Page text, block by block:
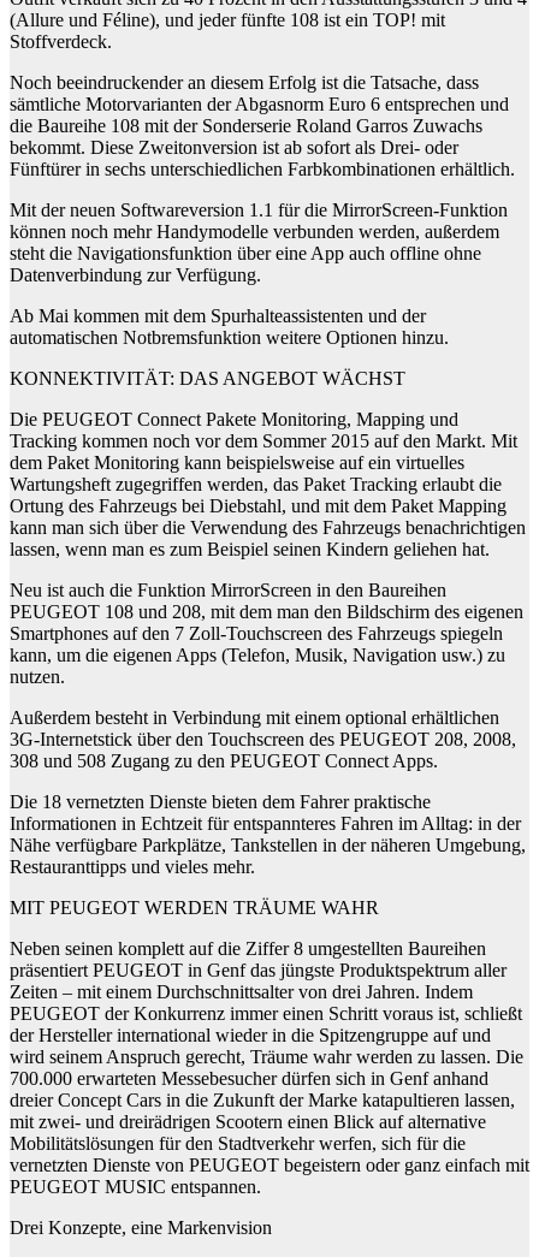
(Allure und Féline), und jeder fünfte 108 ist ein TOP! mit
Stoffverdeck.
Noch beeindruckender an diesem Erfolg ist die Tatsache, dass
sämtliche Motorvarianten der Abgasnorm Euro 6 entsprechen und
die Baureihe 108 mit der Sonderserie Roland Garros Zuwachs
bekommt. Diese Zweitonversion ist ab sofort als Drei- oder
Fünftürer in sechs unterschiedlichen Farbkombinationen erhältlich.
Mit der neuen Softwareversion 1.1 für die MirrorScreen-Funktion
können noch mehr Handymodelle verbunden werden, außerdem
steht die Navigationsfunktion über eine App auch offline ohne
Datenverbindung zur Verfügung.
Ab Mai kommen mit dem Spurhalteassistenten und der
automatischen Notbremsfunktion weitere Optionen hinzu.
KONNEKTIVITÄT: DAS ANGEBOT WÄCHST
Die PEUGEOT Connect Pakete Monitoring, Mapping und
Tracking kommen noch vor dem Sommer 2015 auf den Markt. Mit
dem Paket Monitoring kann beispielsweise auf ein virtuelles
Wartungsheft zugegriffen werden, das Paket Tracking erlaubt die
Ortung des Fahrzeugs bei Diebstahl, und mit dem Paket Mapping
kann man sich über die Verwendung des Fahrzeugs benachrichtigen
lassen, wenn man es zum Beispiel seinen Kindern geliehen hat.
Neu ist auch die Funktion MirrorScreen in den Baureihen
PEUGEOT 108 und 208, mit dem man den Bildschirm des eigenen
Smartphones auf den 7 Zoll-Touchscreen des Fahrzeugs spiegeln
kann, um die eigenen Apps (Telefon, Musik, Navigation usw.) zu
nutzen.
Außerdem besteht in Verbindung mit einem optional erhältlichen
3G-Internetstick über den Touchscreen des PEUGEOT 208, 2008,
308 und 508 Zugang zu den PEUGEOT Connect Apps.
Die 18 vernetzten Dienste bieten dem Fahrer praktische
Informationen in Echtzeit für entspannteres Fahren im Alltag: in der
Nähe verfügbare Parkplätze, Tankstellen in der näheren Umgebung,
Restauranttipps und vieles mehr.
MIT PEUGEOT WERDEN TRÄUME WAHR
Neben seinen komplett auf die Ziffer 8 umgestellten Baureihen
präsentiert PEUGEOT in Genf das jüngste Produktspektrum aller
Zeiten – mit einem Durchschnittsalter von drei Jahren. Indem
PEUGEOT der Konkurrenz immer einen Schritt voraus ist, schließt
der Hersteller international wieder in die Spitzengruppe auf und
wird seinem Anspruch gerecht, Träume wahr werden zu lassen. Die
700.000 erwarteten Messebesucher dürfen sich in Genf anhand
dreier Concept Cars in die Zukunft der Marke katapultieren lassen,
mit zwei- und dreirädrigen Scootern einen Blick auf alternative
Mobilitätslösungen für den Stadtverkehr werfen, sich für die
vernetzten Dienste von PEUGEOT begeistern oder ganz einfach mit
PEUGEOT MUSIC entspannen.
Drei Konzepte, eine Markenvision